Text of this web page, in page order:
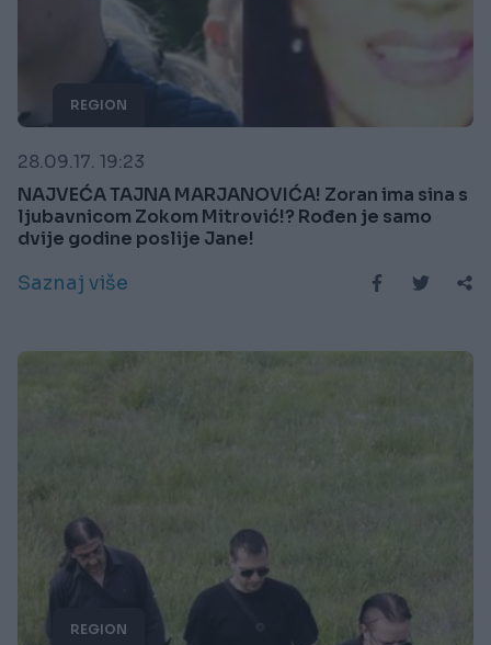
REGION
28.09.17. 19:23
NAJVEĆA TAJNA MARJANOVIĆA! Zoran ima sina s
ljubavnicom Zokom Mitrović!? Rođen je samo
dvije godine poslije Jane!
Saznaj više
REGION